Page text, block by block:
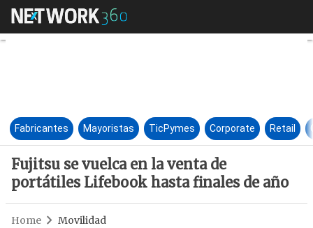
Fujitsu se vuelca en la venta
Fabricantes Mayoristas TicPymes Corporate Retail
Fujitsu se vuelca en la venta de
portátiles Lifebook hasta finales de año
Home Movilidad